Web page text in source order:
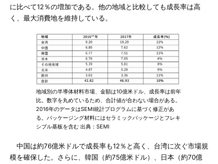
に比べて12％の増加である。他の地域と比較しても成長率は高
く、最大消費地を維持している。
地域別の半導体材料市場、金額は10億米ドル、成長率は前年
比。数字を丸めているため、合計値が合わない場合がある。
2016年のデータはSEMI統計プログラムに基づく修正があ
る。パッケージング材料にはセラミックパッケージとフレキ
シブル基板を含む 出典：SEMI
中国は約76億米ドルで成長率も12％と高く、台湾に次ぐ市場規
模を確保した。さらに、韓国（約75億米ドル）、日本（約70億